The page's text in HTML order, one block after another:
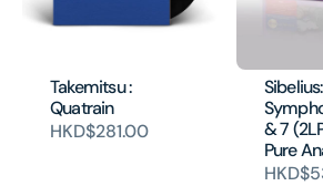
Takemitsu :
Quatrain
HKD$281.00
Sibelius:
& 7
Pure